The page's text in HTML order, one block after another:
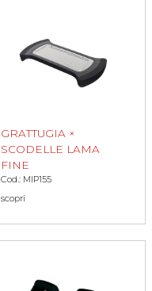
GRATTUGIA ×
SCODELLE LAMA
FINE
Cod.: MIP155
scopri